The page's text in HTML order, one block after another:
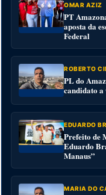
OMAR AZIZ
PT
aposta da
Federal
ROBERTO
PL do
candidato
EDUARDO
Prefeito de
Eduardo
Manaus”
MARIA DO